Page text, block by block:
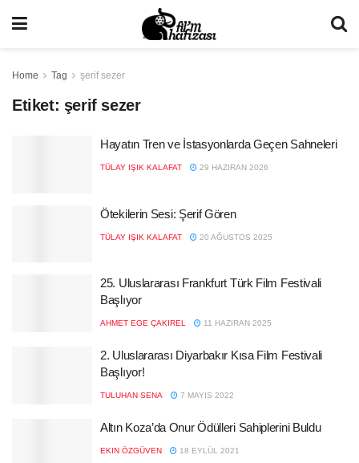
Home Tag şerif sezer
Etiket: şerif sezer
Hayatın Tren ve İstasyonlarda Geçen Sahneleri
TÜLAY IŞIK KALAFAT 29 HAZIRAN 2026
Ötekilerin Sesi: Şerif Gören
TÜLAY IŞIK KALAFAT 20 AĞUSTOS 2025
25. Uluslararası Frankfurt Türk Film Festivali
Başlıyor
AHMET EGE ÇAKIREL 11 HAZIRAN 2025
2. Uluslararası Diyarbakır Kısa Film Festivali
Başlıyor!
TULUHAN SENA 7 MAYIS 2022
Altın Koza’da Onur Ödülleri Sahiplerini Buldu
EKIN ÖZGÜVEN 18 EYLÜL 2021